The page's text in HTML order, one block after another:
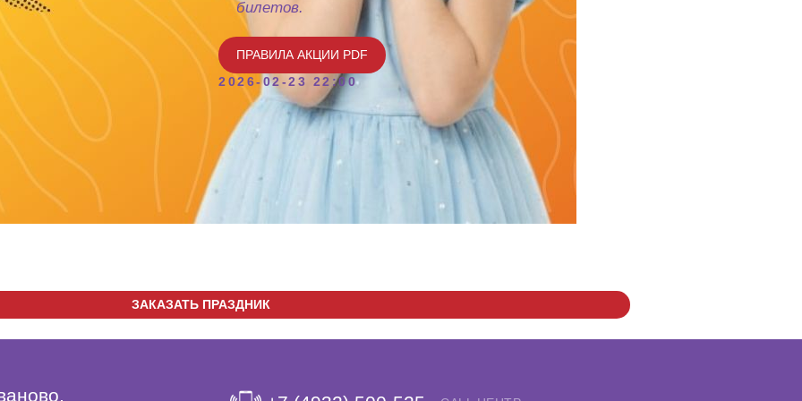
билетов.
ПРАВИЛА АКЦИИ PDF
2026-02-23 22:00
ЗАКАЗАТЬ ПРАЗДНИК